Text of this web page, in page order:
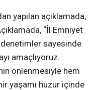
yapılan açıklamada,
“İl Emniyet
denetimler sayesinde
amaçlıyoruz.
önlenmesiyle hem
yaşamı huzur içinde